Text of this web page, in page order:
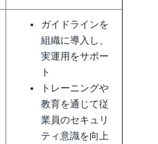
ガイドラインを
組織に導入し、
実運用をサポー
ト
トレーニングや
教育を通じて従
業員のセキュリ
ティ意識を向上